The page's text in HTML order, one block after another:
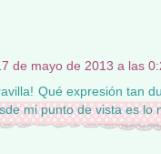
de mayo de 2013 a las
Qué expresión tan
mi punto de vista es lo